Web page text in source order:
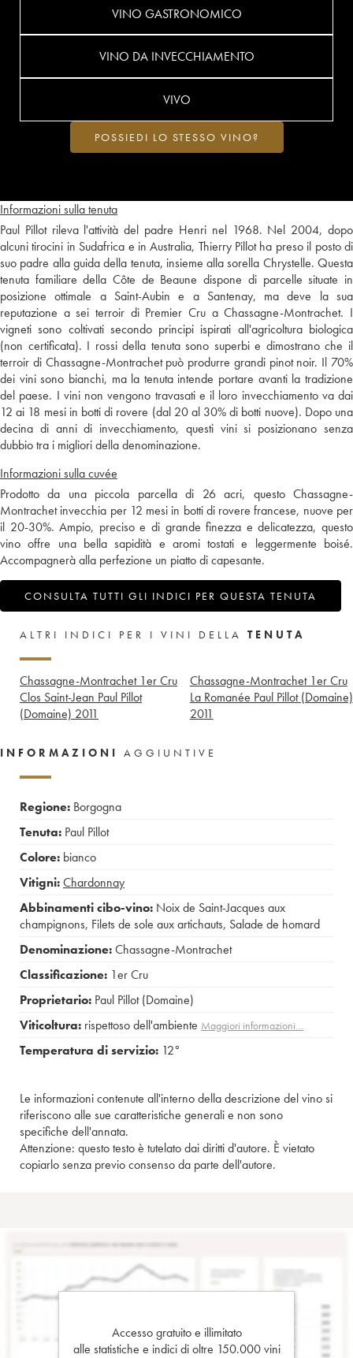
Informazioni sulla tenuta
Paul Pillot rileva l'attività del padre Henri nel 1968. Nel 2004, dopo
alcuni tirocini in Sudafrica e in Australia, Thierry Pillot ha preso il posto di
suo padre alla guida della tenuta, insieme alla sorella Chrystelle. Questa
tenuta familiare della Côte de Beaune dispone di parcelle situate in
posizione ottimale a Saint-Aubin e a Santenay, ma deve la sua
reputazione a sei terroir di Premier Cru a Chassagne-Montrachet. I
vigneti sono coltivati secondo principi ispirati all'agricoltura biologica
(non certificata). I rossi della tenuta sono superbi e dimostrano che il
terroir di Chassagne-Montrachet può produrre grandi pinot noir. Il 70%
dei vini sono bianchi, ma la tenuta intende portare avanti la tradizione
del paese. I vini non vengono travasati e il loro invecchiamento va dai
12 ai 18 mesi in botti di rovere (dal 20 al 30% di botti nuove). Dopo una
decina di anni di invecchiamento, questi vini si posizionano senza
dubbio tra i migliori della denominazione.
Informazioni sulla cuvée
Prodotto da una piccola parcella di 26 acri, questo Chassagne-
Montrachet invecchia per 12 mesi in botti di rovere francese, nuove per
il 20-30%. Ampio, preciso e di grande finezza e delicatezza, questo
vino offre una bella sapidità e aromi tostati e leggermente boisé.
Accompagnerà alla perfezione un piatto di capesante.
CONSULTA TUTTI GLI INDICI PER QUESTA TENUTA
VINO GASTRONOMICO
VINO DA INVECCHIAMENTO
VIVO
POSSIEDI LO STESSO VINO?
ALTRI INDICI PER I VINI DELLA TENUTA
Chassagne-Montrachet 1er Cru
Clos Saint-Jean Paul Pillot
(Domaine) 2011
Chassagne-Montrachet 1er Cru
La Romanée Paul Pillot (Domaine)
2011
INFORMAZIONI AGGIUNTIVE
Regione: Borgogna
Tenuta: Paul Pillot
Colore: bianco
Vitigni:Chardonnay
Abbinamenti cibo-vino: Noix de Saint-Jacques aux
champignons, Filets de sole aux artichauts, Salade de homard
Denominazione:Chassagne-Montrachet
Classificazione: 1er Cru
Proprietario: Paul Pillot (Domaine)
Viticoltura: rispettoso dell'ambiente Maggiori informazioni…
Temperatura di servizio: 12°
Le informazioni contenute all'interno della descrizione del vino si
riferiscono alle sue caratteristiche generali e non sono
specifiche dell'annata.
Attenzione: questo testo è tutelato dai diritti d'autore. È vietato
copiarlo senza previo consenso da parte dell'autore.
Accesso gratuito e illimitato
alle statistiche e indici di oltre 150.000 vini